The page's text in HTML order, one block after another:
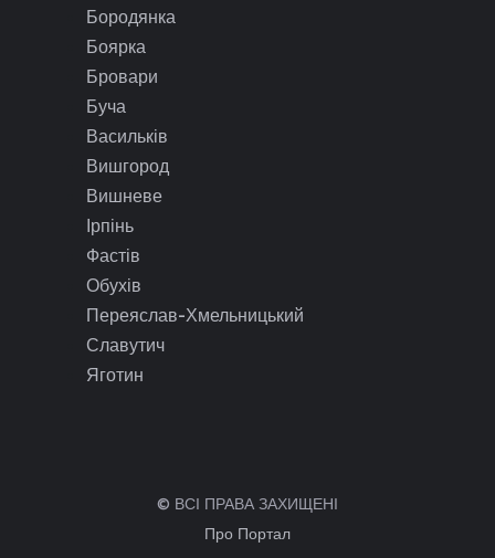
Бородянка
Боярка
Бровари
Буча
Васильків
Вишгород
Вишневе
Ірпінь
Фастів
Обухів
Переяслав-Хмельницький
Славутич
Яготин
© ВСІ ПРАВА ЗАХИЩЕНІ
Про Портал